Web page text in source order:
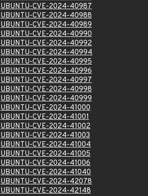
UBUNTU-CVE-2024-40987
UBUNTU-CVE-2024-40988
UBUNTU-CVE-2024-40989
UBUNTU-CVE-2024-40990
UBUNTU-CVE-2024-40992
UBUNTU-CVE-2024-40994
UBUNTU-CVE-2024-40995
UBUNTU-CVE-2024-40996
UBUNTU-CVE-2024-40997
UBUNTU-CVE-2024-40998
UBUNTU-CVE-2024-40999
UBUNTU-CVE-2024-41000
UBUNTU-CVE-2024-41001
UBUNTU-CVE-2024-41002
UBUNTU-CVE-2024-41003
UBUNTU-CVE-2024-41004
UBUNTU-CVE-2024-41005
UBUNTU-CVE-2024-41006
UBUNTU-CVE-2024-41040
UBUNTU-CVE-2024-42078
UBUNTU-CVE-2024-42148